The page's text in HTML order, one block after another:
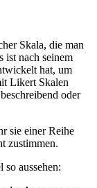
Skala, die man
ist nach seinem
hat, um
Likert Skalen
beschreibend oder
sie einer Reihe
zustimmen.
aussehen: